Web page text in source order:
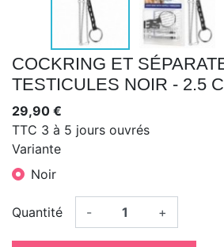
COCKRING ET
TESTICULES NOIR - 2.5
29,90 €
TTC 3 à 5 jours ouvrés
Variante
Noir
Quantité - +